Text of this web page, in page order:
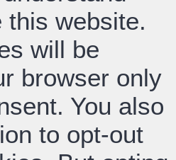
this website.
will be
browser only
You also
to opt-out